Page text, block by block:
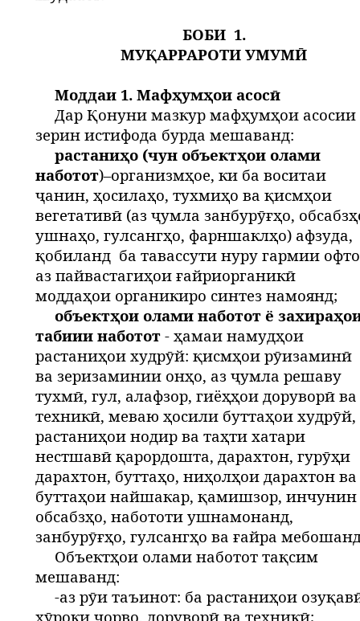
БОБИ 1.
МУҚАРРАРОТИ УМУМӢ
Моддаи 1. Мафҳумҳои асосӣ
Дар Қонуни мазкур мафҳумҳои асосии
зерин истифода бурда мешаванд:
растаниҳо (чун объектҳои олами
наботот)–организмҳое, ки ба воситаи
ҷанин, ҳосилаҳо, тухмиҳо ва қисмҳои
вегетативӣ (аз ҷумла занбурӯғҳо,
ушнаҳо, гулсангҳо, фарншаклҳо) афзуда,
қобиланд ба тавассути нуру гармии
аз пайвастагиҳои ғайриорганикӣ
моддаҳои органикиро синтез намоянд;
объектҳои олами наботот ё
табиии наботот - ҳамаи намудҳои
растаниҳои худрӯй: қисмҳои рӯизаминӣ
ва зеризаминии онҳо, аз ҷумла решаву
тухмӣ, гул, алафзор, гиёҳҳои доруворӣ ва
техникӣ, меваю ҳосили буттаҳои худрӯй,
растаниҳои нодир ва таҳти хатари
нестшавӣ қарордошта, дарахтон, гурӯҳи
дарахтон, буттаҳо, ниҳолҳои дарахтон ва
буттаҳои найшакар, қамишзор, инчунин
обсабзҳо, набототи ушнамонанд,
занбурӯғҳо, гулсангҳо ва ғайра
Объектҳои олами наботот тақсим
мешаванд:
-аз рӯи таъинот: ба растаниҳои
хӯроки чорво, доруворӣ ва техникӣ;